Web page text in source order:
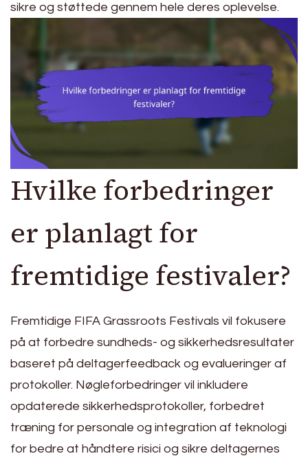
sikre og støttede gennem hele deres oplevelse.
Hvilke forbedringer
er planlagt for
fremtidige festivaler?
Fremtidige FIFA Grassroots Festivals vil fokusere
på at forbedre sundheds- og sikkerhedsresultater
baseret på deltagerfeedback og evalueringer af
protokoller. Nøgleforbedringer vil inkludere
opdaterede sikkerhedsprotokoller, forbedret
træning for personale og integration af teknologi
for bedre at håndtere risici og sikre deltagernes